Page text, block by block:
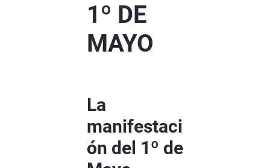
1º DE
MAYO
La
manifestaci
ón del 1º de